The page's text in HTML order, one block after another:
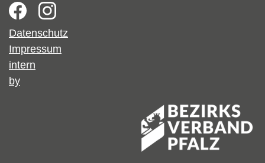
Footer
Datenschutz
Impressum
intern
by